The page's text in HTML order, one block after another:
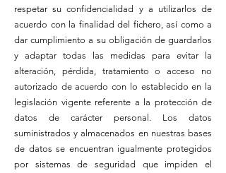
respetar su confidencialidad y a utilizarlos de
acuerdo con la finalidad del fichero, así como a
dar cumplimiento a su obligación de guardarlos
y adaptar todas las medidas para evitar la
alteración, pérdida, tratamiento o acceso no
autorizado de acuerdo con lo establecido en la
legislación vigente referente a la protección de
datos de carácter personal. Los datos
suministrados y almacenados en nuestras bases
de datos se encuentran igualmente protegidos
por sistemas de seguridad que impiden el